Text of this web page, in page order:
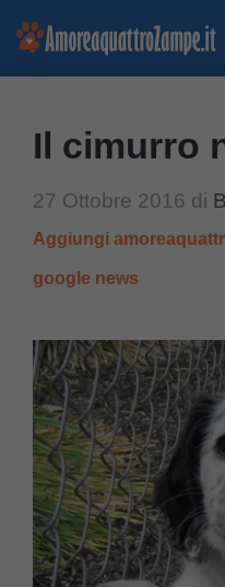
Vai
Il cimurro
27 Ottobre 2016 di
Aggiungi
google news